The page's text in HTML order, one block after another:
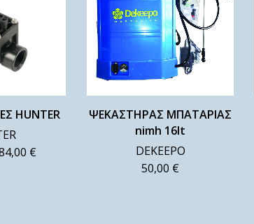
HUNTER
€
ΨΕΚΑΣΤΗΡΑΣ ΜΠΑΤΑΡΙΑΣ
nimh 16lt
DEKEEPO
50,00 €